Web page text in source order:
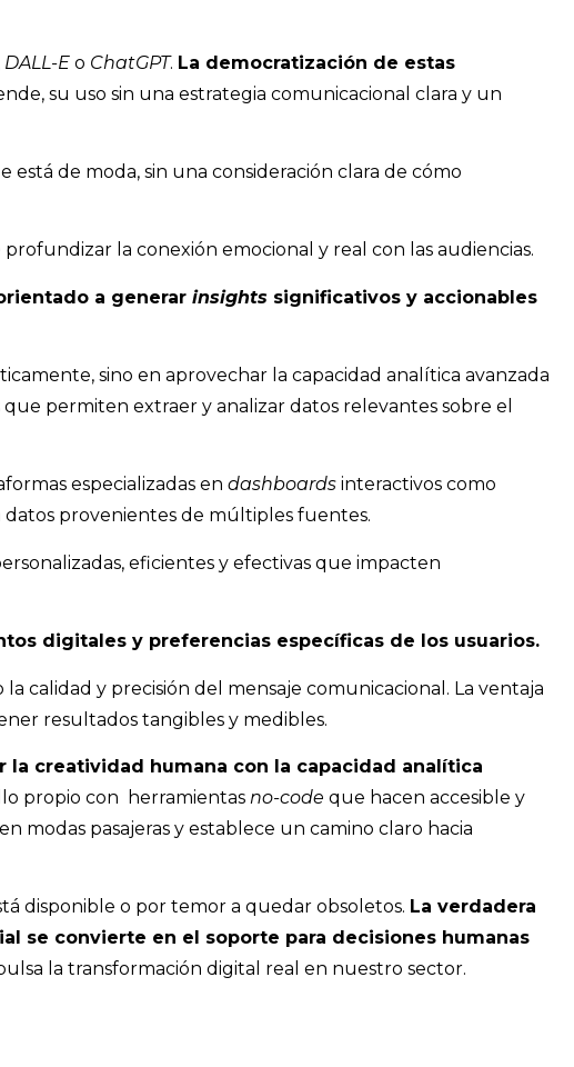
DALL-E o ChatGPT. La democratización de estas
su uso sin una estrategia comunicacional clara y un
de moda, sin una consideración clara de cómo
la conexión emocional y real con las audiencias.
a generar insights significativos y accionables
sino en aprovechar la capacidad analítica avanzada
permiten extraer y analizar datos relevantes sobre el
especializadas en dashboards interactivos como
provenientes de múltiples fuentes.
eficientes y efectivas que impacten
digitales y preferencias específicas de los usuarios.
calidad y precisión del mensaje comunicacional. La ventaja
resultados tangibles y medibles.
creatividad humana con la capacidad analítica
propio con herramientas no-code que hacen accesible y
modas pasajeras y establece un camino claro hacia
disponible o por temor a quedar obsoletos. La verdadera
se convierte en el soporte para decisiones humanas
la transformación digital real en nuestro sector.